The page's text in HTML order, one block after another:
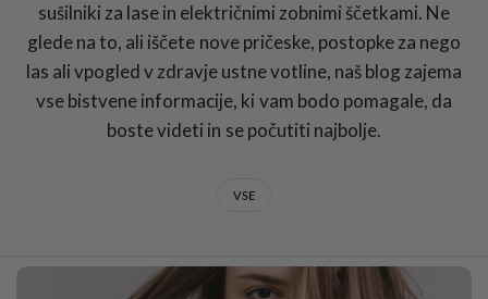
sušilniki za lase in električnimi zobnimi ščetkami. Ne
glede na to, ali iščete nove pričeske, postopke za nego
las ali vpogled v zdravje ustne votline, naš blog zajema
vse bistvene informacije, ki vam bodo pomagale, da
boste videti in se počutiti najbolje.
VSE